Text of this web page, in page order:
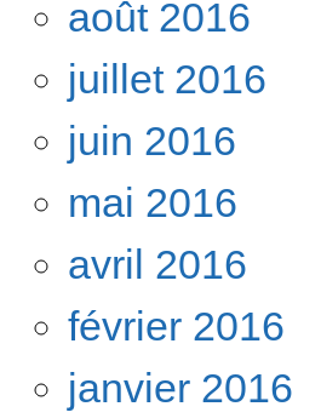
août 2016
juillet 2016
juin 2016
mai 2016
avril 2016
février 2016
janvier 2016